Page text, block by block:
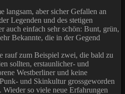
langsam, aber sicher Gefallen an
Legenden und des stetigen
auch einfach sehr schön: Bunt, grün,
Bekannte, die in der Gegend
rauf zum Beispiel zwei, die bald zu
sollten, erstaunlicher- und
Westberliner und keine
und Skinkultur grossgeworden
so viele neue Erfahrungen